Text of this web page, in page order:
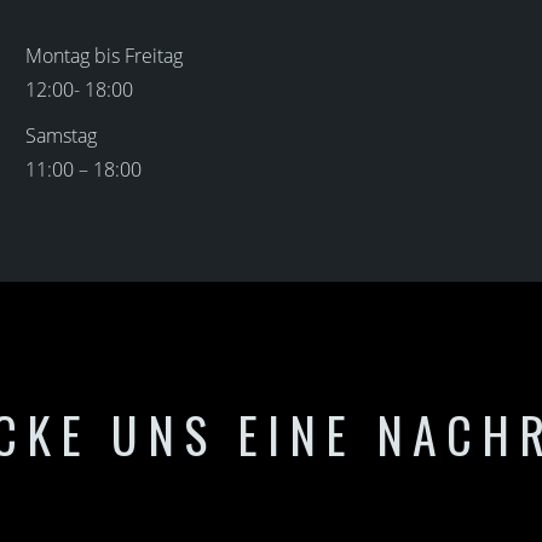
Montag bis Freitag
12:00- 18:00
Samstag
11:00 – 18:00
UNS EINE